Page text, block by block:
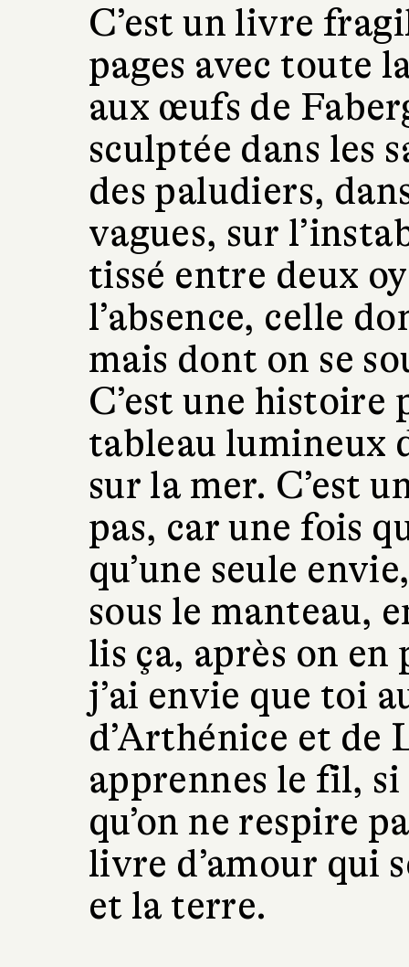
C’est un livre
pages avec toute
aux œufs de
sculptée dans les
des paludiers,
vagues, sur
tissé entre deux
l’absence, celle
mais dont on se
C’est une
tableau lumineux
sur la mer. C’est
pas, car une fois
qu’une seule
sous le manteau,
lis ça, après on
j’ai envie que toi
d’Arthénice et de
apprennes le fil,
qu’on ne respire
livre d’amour qui
et la terre.